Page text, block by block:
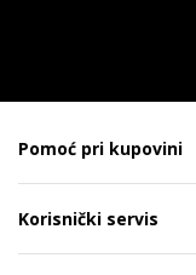
Pomoć pri kupovini
Korisnički servis